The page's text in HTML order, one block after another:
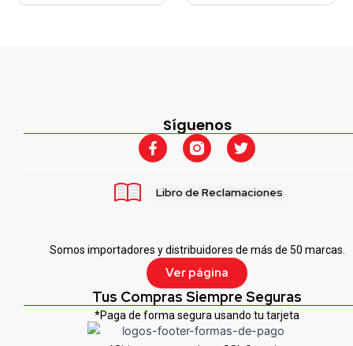
Somos importadores y distribuidores de más de 50 marcas.
Ver página
Tus Compras Siempre Seguras
*Paga de forma segura usando tu tarjeta
Síguenos
F
a
b
-
T
w
t
Libro de Reclamaciones